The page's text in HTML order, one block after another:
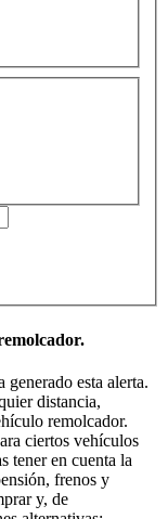
esta alerta.
distancia,
remolcador.
ciertos vehículos
tener en cuenta la
frenos y
y, de